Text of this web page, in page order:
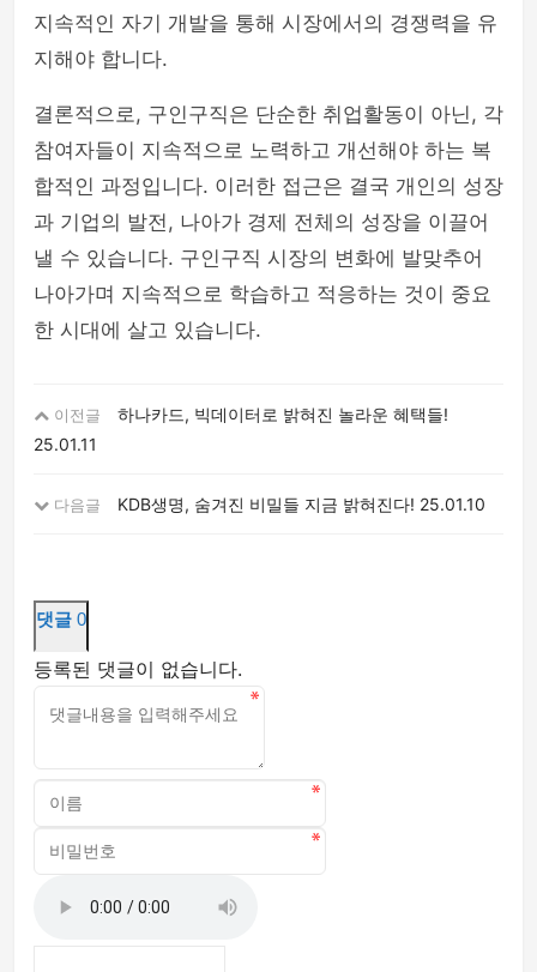
지속적인 자기 개발을 통해 시장에서의 경쟁력을 유
지해야 합니다.
결론적으로, 구인구직은 단순한 취업활동이 아닌, 각
참여자들이 지속적으로 노력하고 개선해야 하는 복
합적인 과정입니다. 이러한 접근은 결국 개인의 성장
과 기업의 발전, 나아가 경제 전체의 성장을 이끌어
낼 수 있습니다. 구인구직 시장의 변화에 발맞추어
나아가며 지속적으로 학습하고 적응하는 것이 중요
한 시대에 살고 있습니다.
이전글
하나카드, 빅데이터로 밝혀진 놀라운 혜택들!
25.01.11
다음글 KDB생명, 숨겨진 비밀들 지금 밝혀진다! 25.01.10
댓글 0
등록된 댓글이 없습니다.